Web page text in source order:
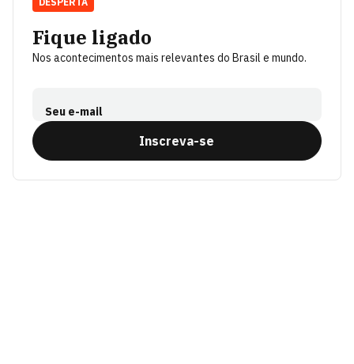
Fique ligado
Nos acontecimentos mais relevantes do Brasil e mundo.
Seu e-mail
Inscreva-se